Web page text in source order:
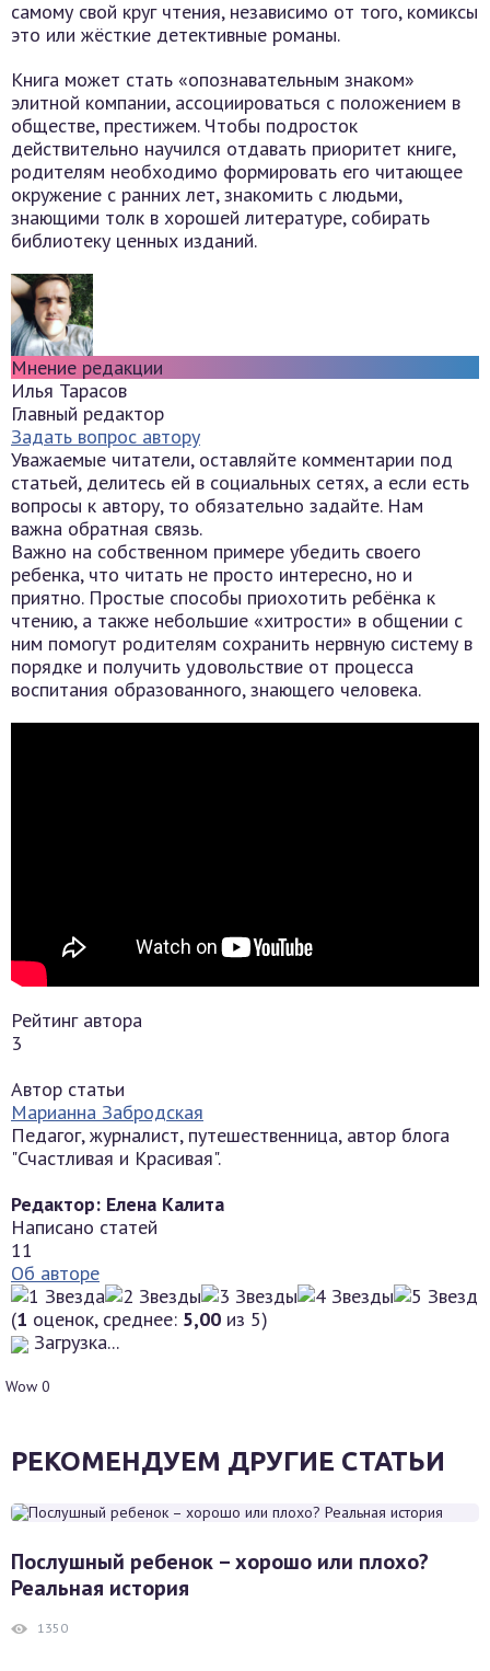
самому свой круг чтения, независимо от того, комиксы
это или жёсткие детективные романы.
Книга может стать «опознавательным знаком»
элитной компании, ассоциироваться с положением в
обществе, престижем. Чтобы подросток
действительно научился отдавать приоритет книге,
родителям необходимо формировать его читающее
окружение с ранних лет, знакомить с людьми,
знающими толк в хорошей литературе, собирать
библиотеку ценных изданий.
Мнение редакции
Илья Тарасов
Главный редактор
Задать вопрос автору
Уважаемые читатели, оставляйте комментарии под
статьей, делитесь ей в социальных сетях, а если есть
вопросы к автору, то обязательно задайте. Нам
важна обратная связь.
Важно на собственном примере убедить своего
ребенка, что читать не просто интересно, но и
приятно. Простые способы приохотить ребёнка к
чтению, а также небольшие «хитрости» в общении с
ним помогут родителям сохранить нервную систему в
порядке и получить удовольствие от процесса
воспитания образованного, знающего человека.
Рейтинг автора
3
Автор статьи
Марианна Забродская
Педагог, журналист, путешественница, автор блога
"Счастливая и Красивая".
Редактор: Елена Калита
Написано статей
11
Об авторе
(1 оценок, среднее: 5,00 из 5)
Загрузка...
Wow 0
РЕКОМЕНДУЕМ ДРУГИЕ СТАТЬИ
Послушный ребенок – хорошо или плохо?
Реальная история
1350